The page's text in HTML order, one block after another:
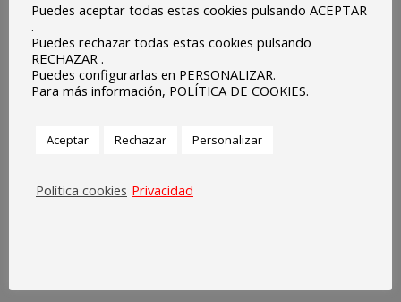
Puedes aceptar todas estas cookies pulsando ACEPTAR
.
Puedes rechazar todas estas cookies pulsando
RECHAZAR .
Puedes configurarlas en PERSONALIZAR.
Para más información, POLÍTICA DE COOKIES.
Aceptar Rechazar Personalizar
Política cookies Privacidad